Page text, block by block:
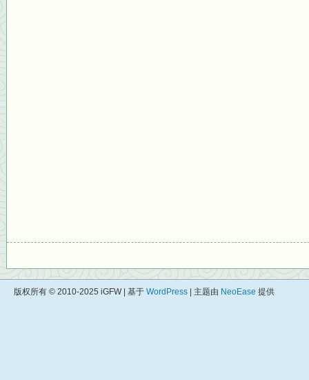
版权所有 © 2010-2025 iGFW | 基于 WordPress | 主题由 NeoEase 提供